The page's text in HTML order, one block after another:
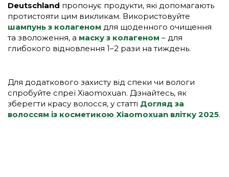
Deutschland пропонує продукти, які допомагають
протистояти цим викликам. Використовуйте
шампунь з колагеном для щоденного очищення
та зволоження, а маску з колагеном – для
глибокого відновлення 1–2 рази на тиждень.
Для додаткового захисту від спеки чи вологи
спробуйте спреї Xiaomoxuan. Дізнайтесь, як
зберегти красу волосся, у статті Догляд за
волоссям із косметикою Xiaomoxuan влітку 2025.